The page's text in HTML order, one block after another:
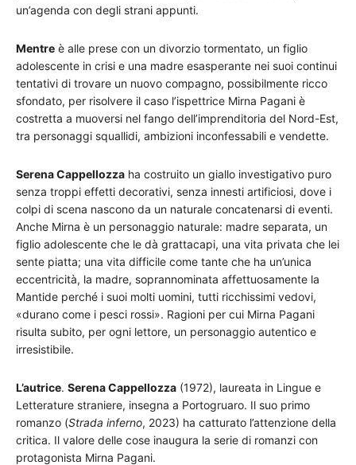
un’agenda con degli strani appunti.
Mentre è alle prese con un divorzio tormentato, un figlio
adolescente in crisi e una madre esasperante nei suoi continui
tentativi di trovare un nuovo compagno, possibilmente ricco
sfondato, per risolvere il caso l’ispettrice Mirna Pagani è
costretta a muoversi nel fango dell’imprenditoria del Nord-Est,
tra personaggi squallidi, ambizioni inconfessabili e vendette.
Serena Cappellozza ha costruito un giallo investigativo puro
senza troppi effetti decorativi, senza innesti artificiosi, dove i
colpi di scena nascono da un naturale concatenarsi di eventi.
Anche Mirna è un personaggio naturale: madre separata, un
figlio adolescente che le dà grattacapi, una vita privata che lei
sente piatta; una vita difficile come tante che ha un’unica
eccentricità, la madre, soprannominata affettuosamente la
Mantide perché i suoi molti uomini, tutti ricchissimi vedovi,
«durano come i pesci rossi». Ragioni per cui Mirna Pagani
risulta subito, per ogni lettore, un personaggio autentico e
irresistibile.
L’autrice. Serena Cappellozza (1972), laureata in Lingue e
Letterature straniere, insegna a Portogruaro. Il suo primo
romanzo (Strada inferno, 2023) ha catturato l’attenzione della
critica. Il valore delle cose inaugura la serie di romanzi con
protagonista Mirna Pagani.